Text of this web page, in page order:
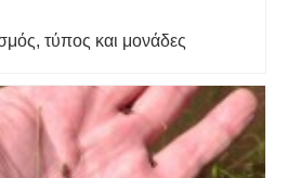
τύπος και μονάδες